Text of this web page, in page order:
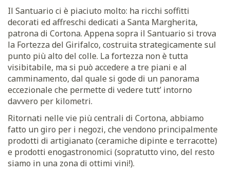
Il Santuario ci è piaciuto molto: ha ricchi soffitti
decorati ed affreschi dedicati a Santa Margherita,
patrona di Cortona. Appena sopra il Santuario si trova
la Fortezza del Girifalco, costruita strategicamente sul
punto più alto del colle. La fortezza non è tutta
visibitabile, ma si può accedere a tre piani e al
camminamento, dal quale si gode di un panorama
eccezionale che permette di vedere tutt’ intorno
davvero per kilometri.
Ritornati nelle vie più centrali di Cortona, abbiamo
fatto un giro per i negozi, che vendono principalmente
prodotti di artigianato (ceramiche dipinte e terracotte)
e prodotti enogastronomici (sopratutto vino, del resto
siamo in una zona di ottimi vini!).